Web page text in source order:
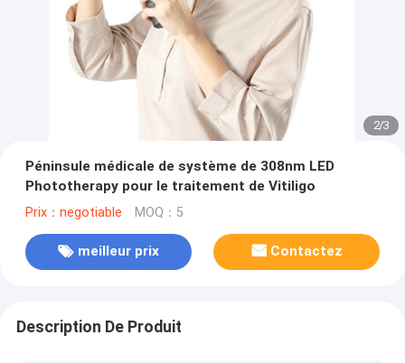
2/3
Péninsule médicale de système de 308nm LED
Phototherapy pour le traitement de Vitiligo
Prix：negotiable MOQ：5
meilleur prix Contactez
Description De Produit